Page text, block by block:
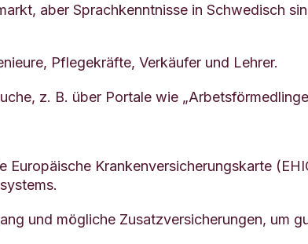
aber Sprachkenntnisse in Schwedisch
Pflegekräfte, Verkäufer und Lehrer.
z. B. über Portale wie
Europäische Krankenversicherungskarte
und mögliche Zusatzversicherungen, um